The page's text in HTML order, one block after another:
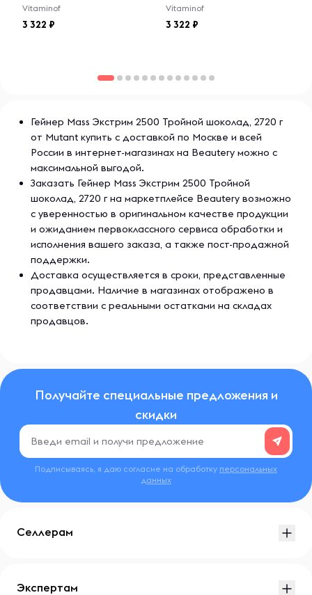
О бренде Mutant
Mutant специализируется на производстве протеиновых
поддерживать здоровье. Продукция Mutant отличается
передовыми формулами и высокой эффективностью, что
делает её популярной среди профессиональных
атлетов и любителей фитнеса.
Vitaminof
3 322
Vitaminof
3 322
Гейнер Mass Экстрим 2500 Тройной шоколад, 2720 г
от Mutant купить с доставкой по Москве и всей
России в интернет-магазинах на Beautery можно с
максимальной выгодой.
Заказать Гейнер Mass Экстрим 2500 Тройной
шоколад, 2720 г на маркетплейсе Beautery возможно
с уверенностью в оригинальном качестве продукции
и ожиданием первоклассного сервиса обработки и
исполнения вашего заказа, а также пост-продажной
поддержки.
Доставка осуществляется в сроки, представленные
продавцами. Наличие в магазинах отображено в
соответствии с реальными остатками на складах
продавцов.
Получайте специальные предложения и
скидки
Подписываясь, я даю согласие на обработку персональных
данных
Селлерам
Экспертам